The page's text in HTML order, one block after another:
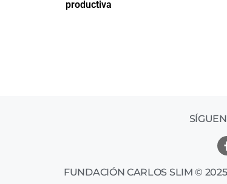
una herramienta para
FUNDACIÓN CARLOS SLIM ©